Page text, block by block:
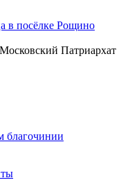
в посёлке Рощино
Патриархат
благочинии